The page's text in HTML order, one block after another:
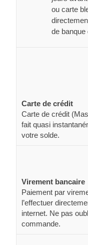
ou carte
de banque
Carte de crédit
Carte de crédit
fait quasi
votre solde.
Virement bancaire
Paiement par
l’effectuer
internet. Ne pas
commande.